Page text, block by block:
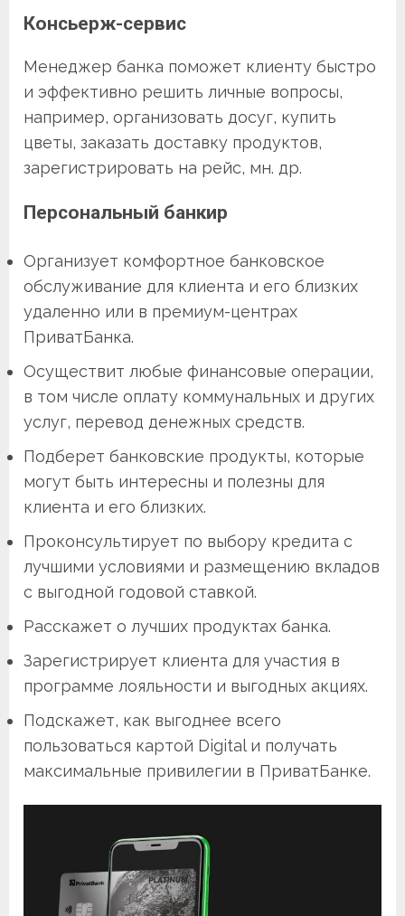
Консьерж-сервис
Менеджер банка поможет клиенту быстро
и эффективно решить личные вопросы,
например, организовать досуг, купить
цветы, заказать доставку продуктов,
зарегистрировать на рейс, мн. др.
Персональный банкир
Организует комфортное банковское
обслуживание для клиента и его близких
удаленно или в премиум-центрах
ПриватБанка.
Осуществит любые финансовые операции,
в том числе оплату коммунальных и других
услуг, перевод денежных средств.
Подберет банковские продукты, которые
могут быть интересны и полезны для
клиента и его близких.
Проконсультирует по выбору кредита с
лучшими условиями и размещению вкладов
с выгодной годовой ставкой.
Расскажет о лучших продуктах банка.
Зарегистрирует клиента для участия в
программе лояльности и выгодных акциях.
Подскажет, как выгоднее всего
пользоваться картой Digital и получать
максимальные привилегии в ПриватБанке.